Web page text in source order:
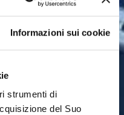
Informazioni sui cookie
strumenti di
del Suo